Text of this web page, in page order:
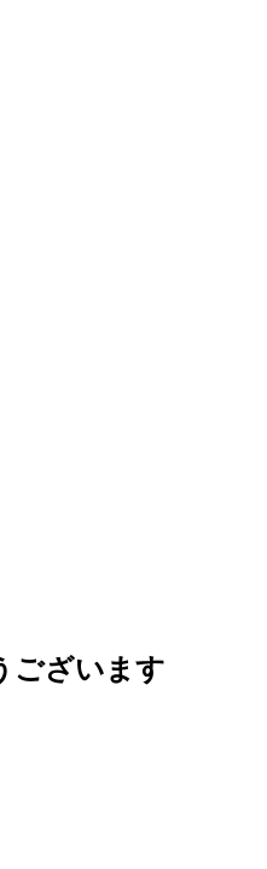
ございます